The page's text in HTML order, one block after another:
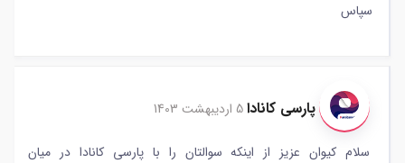
سپاس
پارسی کانادا5 اردیبهشت 1403
سلام کیوان عزیز از اینکه سوالتان را با پارسی کانادا در میان